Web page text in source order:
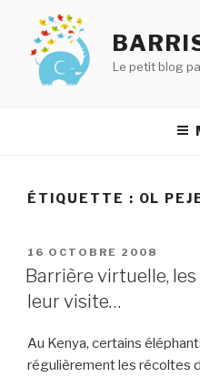
contenu
principal
Le petit blog
ÉTIQUETTE : OL
PUBLIÉ
LE
16 OCTOBRE 2008
Barrière virtuelle,
leur visite…
Au Kenya, certains
régulièrement les récoltes